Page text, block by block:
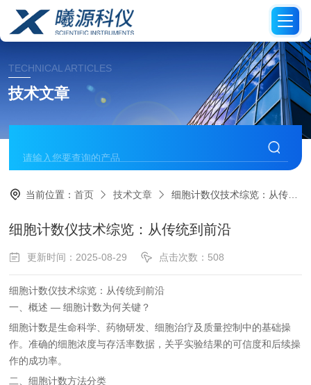
TECHNICAL ARTICLES
技术文章
当前位置：首页 技术文章 细胞计数仪技术综览：从传统到前沿
细胞计数仪技术综览：从传统到前沿
更新时间：2025-08-29 点击次数：508
细胞计数仪技术综览：从传统到前沿
一、概述 — 细胞计数为何关键？
细胞计数是生命科学、药物研发、细胞治疗及质量控制中的基础操
作。准确的细胞浓度与存活率数据，关乎实验结果的可信度和后续操
作的成功率。
二、细胞计数方法分类